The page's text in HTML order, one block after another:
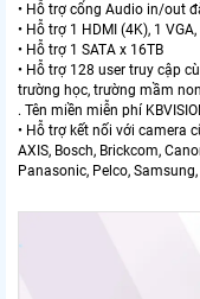
• Hỗ trợ cổng Audio in/out
• Hỗ trợ 1 HDMI (4K), 1
• Hỗ trợ 1 SATA x 16TB
• Hỗ trợ 128 user truy cập
trường học, trường mầm non
. Tên miền miễn phí
• Hỗ trợ kết nối với camera
AXIS, Bosch, Brickcom,
Panasonic, Pelco,